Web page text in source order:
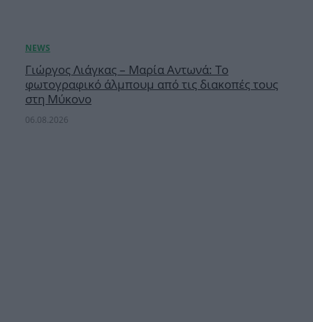
Γιώργος Λιάγκας – Μαρία Αντωνά: Το
φωτογραφικό άλμπουμ από τις διακοπές τους
στη Μύκονο
06.08.2026